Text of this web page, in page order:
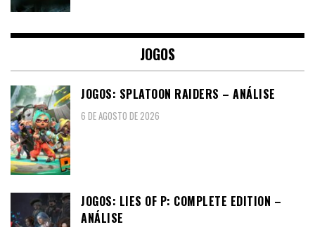
JOGOS
JOGOS: SPLATOON RAIDERS – ANÁLISE
6 DE AGOSTO DE 2026
JOGOS: LIES OF P: COMPLETE EDITION –
ANÁLISE